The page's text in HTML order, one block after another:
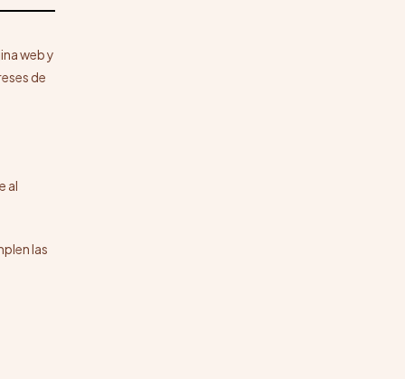
web y
de
al
las